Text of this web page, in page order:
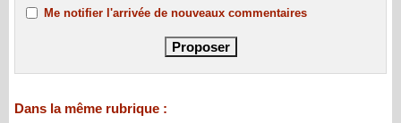
Me notifier l'arrivée de nouveaux commentaires
Dans la même rubrique :